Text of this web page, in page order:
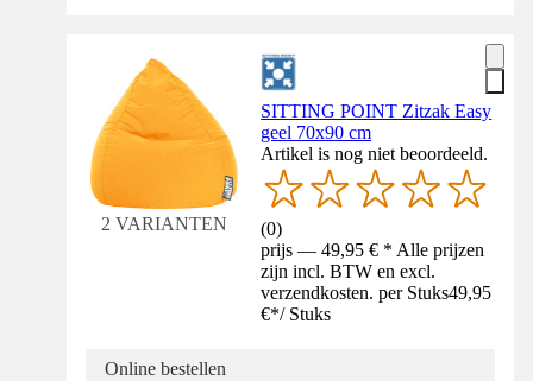
2 VARIANTEN
SITTING POINT Zitzak Easy
geel 70x90 cm
Artikel is nog niet beoordeeld.
(0)
prijs — 49,95 € * Alle prijzen
zijn incl. BTW en excl.
verzendkosten. per Stuks49,95
€*/ Stuks
Online bestellen